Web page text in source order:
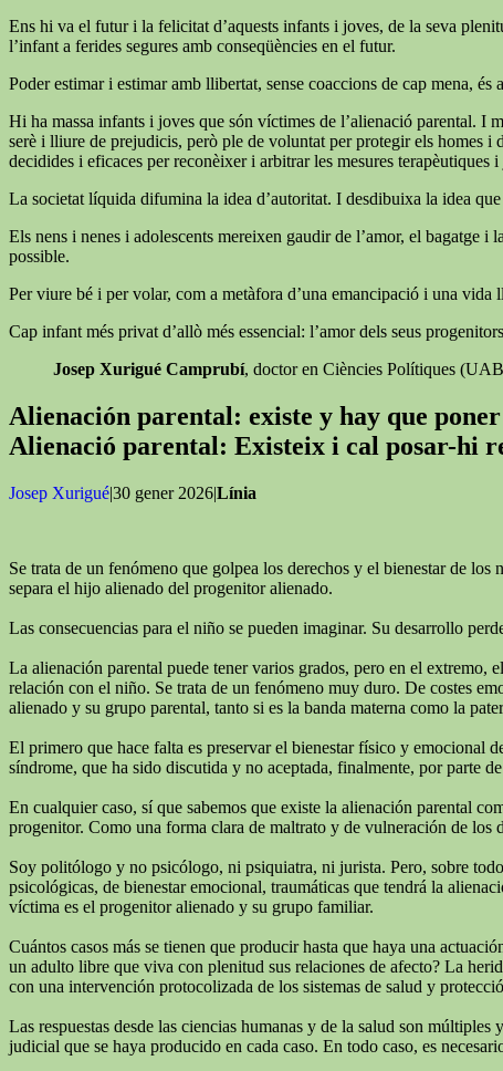
Ens hi va el futur i la felicitat d’aquests infants i joves, de la seva
l’infant a ferides segures amb conseqüències en el futur.
Poder estimar i estimar amb llibertat, sense coaccions de cap mena,
Hi ha massa infants i joves que són víctimes de l’alienació parental. I
serè i lliure de prejudicis, però ple de voluntat per protegir els homes i
decidides i eficaces per reconèixer i arbitrar les mesures
La societat líquida difumina la idea d’autoritat. I desdibuixa la idea
Els nens i nenes i adolescents mereixen gaudir de l’amor, el bagatge i
possible.
Per viure bé i per volar, com a metàfora d’una emancipació i una
Cap infant més privat d’allò més essencial: l’amor dels seus
Josep Xurigué Camprubí, doctor en Ciències Polítiques
Alienación parental: existe y hay que
Alienació parental: Existeix i cal posar-hi
Josep Xurigué|30 gener 2026|Línia
Se trata de un fenómeno que golpea los derechos y el bienestar de
separa el hijo alienado del progenitor alienado.
Las consecuencias para el niño se pueden imaginar. Su desarrollo
La alienación parental puede tener varios grados, pero en el extremo,
relación con el niño. Se trata de un fenómeno muy duro. De costes
alienado y su grupo parental, tanto si es la banda materna como la
El primero que hace falta es preservar el bienestar físico y emocional
síndrome, que ha sido discutida y no aceptada, finalmente, por parte
En cualquier caso, sí que sabemos que existe la alienación parental
progenitor. Como una forma clara de maltrato y de vulneración de los
Soy politólogo y no psicólogo, ni psiquiatra, ni jurista. Pero, sobre
psicológicas, de bienestar emocional, traumáticas que tendrá la
víctima es el progenitor alienado y su grupo familiar.
Cuántos casos más se tienen que producir hasta que haya una
un adulto libre que viva con plenitud sus relaciones de afecto? La
con una intervención protocolizada de los sistemas de salud y
Las respuestas desde las ciencias humanas y de la salud son
judicial que se haya producido en cada caso. En todo caso, es